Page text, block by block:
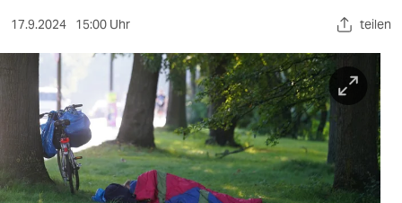
sport
berlin
nord
wahrheit
verlag
17.9.2024 15:00 Uhr teilen